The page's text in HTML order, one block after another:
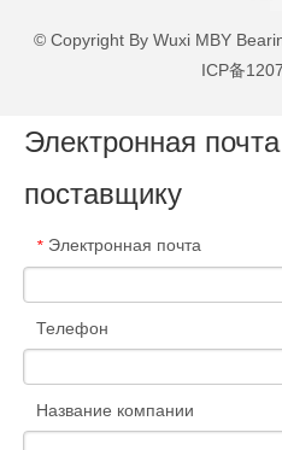
© Copyright By Wuxi MBY
ICP备
Электронная
поставщику
* Электронная почта
Телефон
Название компании